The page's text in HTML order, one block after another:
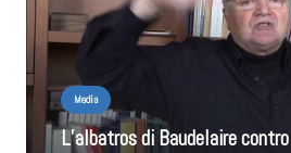
Media
L’albatros di Baudelaire